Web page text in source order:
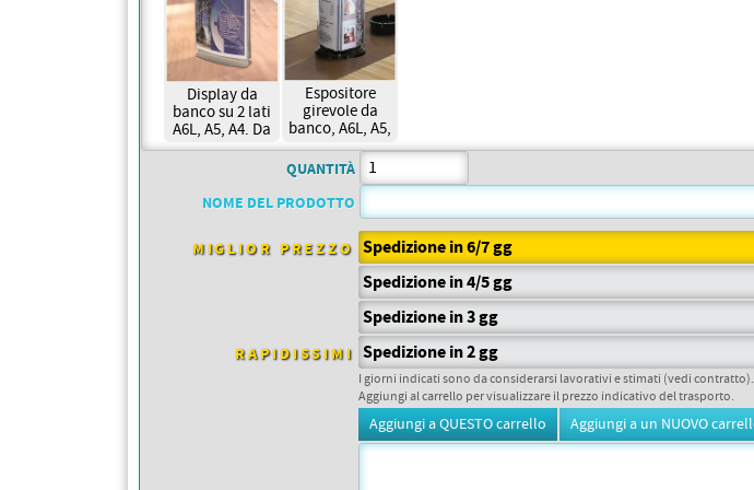
PETTORALI
DORSALI TARGHE
PETTORALI NUMERI DA
GARA
PETTORALI CON NOME ATLETA
NUMERI DA GARA MTB
Display da
banco su 2 lati
A6L, A5, A4. Da
35,47€
Espositore
girevole da
banco, A6L, A5,
A4. Da 56,10€
QUANTITÀ
NOME DEL PRODOTTO
MIGLIOR PREZZO Spedizione in 6/7 gg
Spedizione in 4/5 gg
Spedizione in 3 gg
RAPIDISSIMI Spedizione in 2 gg
I giorni indicati sono da considerarsi lavorativi e stimati (vedi contratto).
Aggiungi al carrello per visualizzare il prezzo indicativo del trasporto.